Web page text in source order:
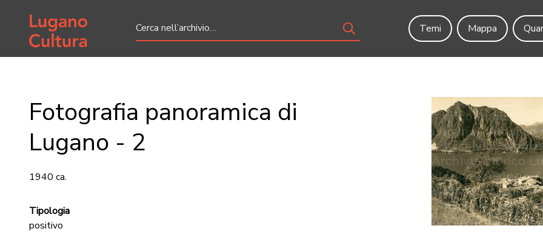
Home page
Temi
Mappa
Fotografia panoramica di
Lugano - 2
1940 ca.
Tipologia
positivo